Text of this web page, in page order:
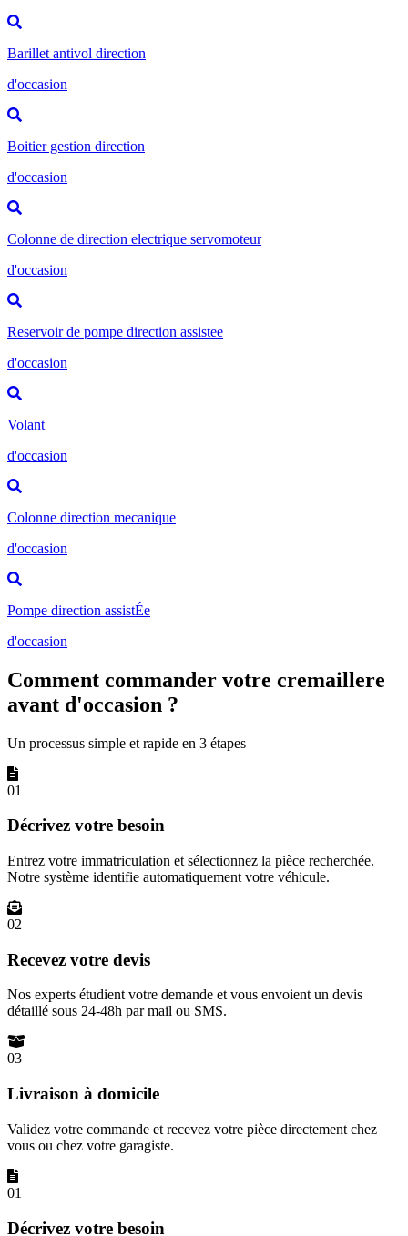
Barillet antivol direction
d'occasion
Boitier gestion direction
d'occasion
Colonne de direction electrique servomoteur
d'occasion
Reservoir de pompe direction assistee
d'occasion
Volant
d'occasion
Colonne direction mecanique
d'occasion
Pompe direction assistÉe
d'occasion
Comment commander votre cremaillere
avant d'occasion ?
Un processus simple et rapide en 3 étapes
01
Décrivez votre besoin
Entrez votre immatriculation et sélectionnez la pièce recherchée.
Notre système identifie automatiquement votre véhicule.
02
Recevez votre devis
Nos experts étudient votre demande et vous envoient un devis
détaillé sous 24-48h par mail ou SMS.
03
Livraison à domicile
Validez votre commande et recevez votre pièce directement chez
vous ou chez votre garagiste.
01
Décrivez votre besoin